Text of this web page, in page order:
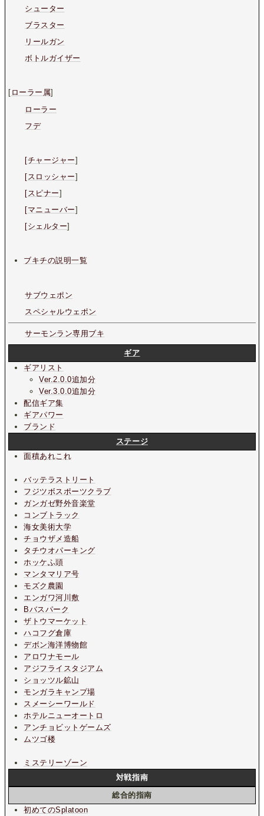
シューター
ブラスター
リールガン
ボトルガイザー
[ ローラー属]
ローラー
フデ
[チャージャー]
[スロッシャー]
[スピナー]
[マニューバー]
[シェルター]
ブキチの説明一覧
サブウェポン
スペシャルウェポン
サーモンラン専用ブキ
ギア
ギアリスト
Ver.2.0.0追加分
Ver.3.0.0追加分
配信ギア集
ギアパワー
ブランド
ステージ
面積あれこれ
バッテラストリート
フジツボスポーツクラブ
ガンガゼ野外音楽堂
コンブトラック
海女美術大学
チョウザメ造船
タチウオパーキング
ホッケふ頭
マンタマリア号
モズク農園
エンガワ河川敷
Bバスパーク
ザトウマーケット
ハコフグ倉庫
デボン海洋博物館
アロワナモール
アジフライスタジアム
ショッツル鉱山
モンガラキャンプ場
スメーシーワールド
ホテルニューオートロ
アンチョビットゲームズ
ムツゴ楼
ミステリーゾーン
対戦指南
総合的指南
初めてのSplatoon